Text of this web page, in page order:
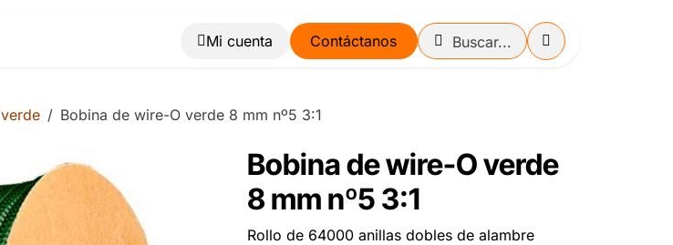
Blog Contáctanos
Bobina de wire-O verde 8 mm nº5 3:1
Bobina de wire-O verde
8 mm nº5 3:1
Rollo de 64000 anillas dobles de alambre